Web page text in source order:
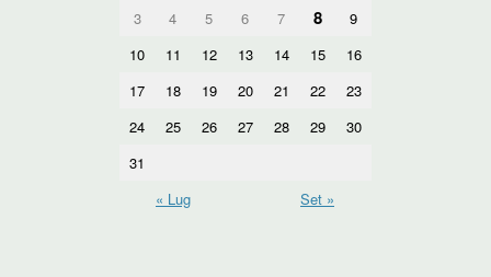
3
4 5 6 7 8
9
10
11 12 13 14 15
16
17
18 19 20 21 22
23
24
25 26 27 28 29
30
31
« Lug
Set »